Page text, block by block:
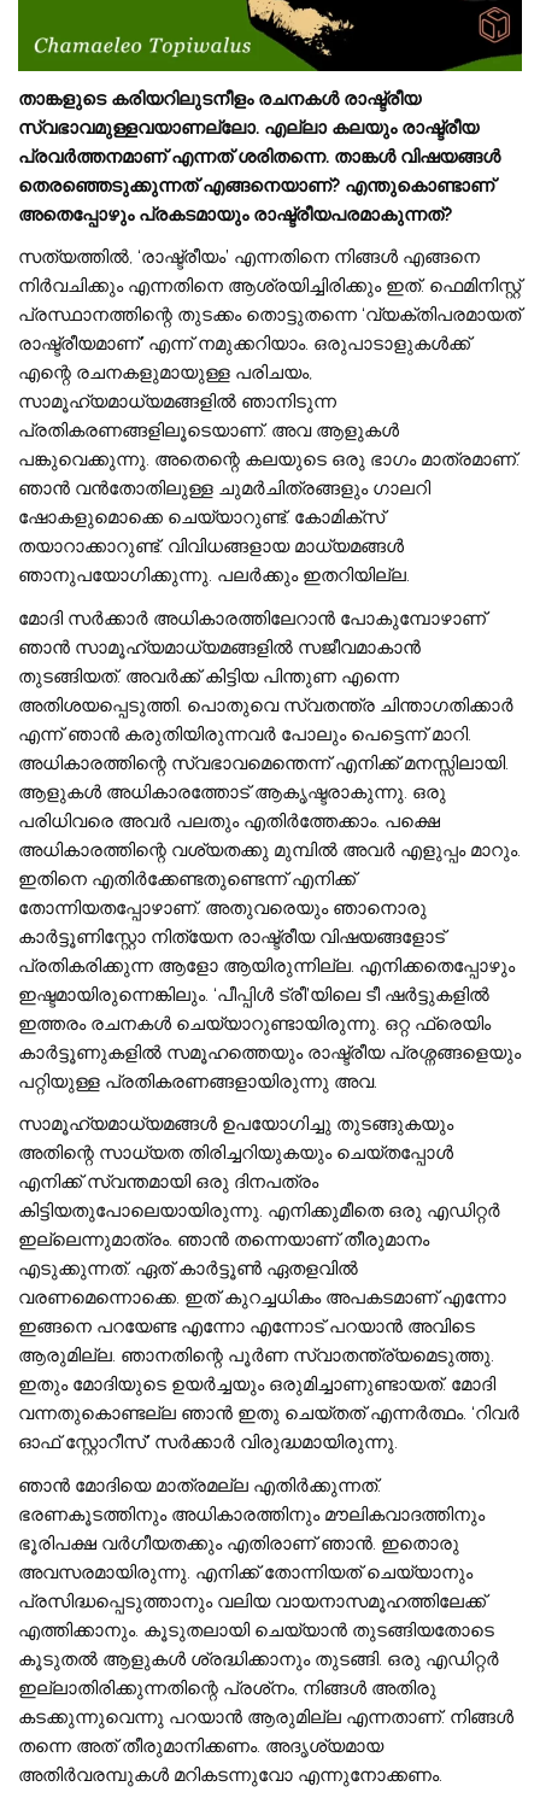
താങ്കളുടെ കരിയറിലുടനീളം രചനകൾ രാഷ്ട്രീയ
സ്വഭാവമുള്ളവയാണല്ലോ. എല്ലാ കലയും രാഷ്ട്രീയ
പ്രവർത്തനമാണ് എന്നത് ശരിതന്നെ. താങ്കൾ വിഷയങ്ങൾ
തെരഞ്ഞെടുക്കുന്നത് എങ്ങനെയാണ്? എന്തുകൊണ്ടാണ്
അതെപ്പോഴും പ്രകടമായും രാഷ്ട്രീയപരമാകുന്നത്?
സത്യത്തിൽ, ‘രാഷ്ട്രീയം’ എന്നതിനെ നിങ്ങൾ എങ്ങനെ
നിർവചിക്കും എന്നതിനെ ആശ്രയിച്ചിരിക്കും ഇത്. ഫെമിനിസ്റ്റ്
പ്രസ്ഥാനത്തിന്റെ തുടക്കം തൊട്ടുതന്നെ ‘വ്യക്തിപരമായത്
രാഷ്ട്രീയമാണ്’ എന്ന് നമുക്കറിയാം. ഒരുപാടാളുകൾക്ക്
എന്റെ രചനകളുമായുള്ള പരിചയം,
സാമൂഹ്യമാധ്യമങ്ങളിൽ ഞാനിടുന്ന
പ്രതികരണങ്ങളിലൂടെയാണ്. അവ ആളുകൾ
പങ്കുവെക്കുന്നു. അതെന്റെ കലയുടെ ഒരു ഭാഗം മാത്രമാണ്.
ഞാൻ വൻതോതിലുള്ള ചുമർചിത്രങ്ങളും ഗാലറി
ഷോകളുമൊക്കെ ചെയ്യാറുണ്ട്. കോമിക്സ്
തയാറാക്കാറുണ്ട്. വിവിധങ്ങളായ മാധ്യമങ്ങൾ
ഞാനുപയോഗിക്കുന്നു. പലർക്കും ഇതറിയില്ല.
മോദി സർക്കാർ അധികാരത്തിലേറാൻ പോകുമ്പോഴാണ്
ഞാൻ സാമൂഹ്യമാധ്യമങ്ങളിൽ സജീവമാകാൻ
തുടങ്ങിയത്. അവർക്ക് കിട്ടിയ പിന്തുണ എന്നെ
അതിശയപ്പെടുത്തി. പൊതുവെ സ്വതന്ത്ര ചിന്താഗതിക്കാർ
എന്ന് ഞാൻ കരുതിയിരുന്നവർ പോലും പെട്ടെന്ന് മാറി.
അധികാരത്തിന്റെ സ്വഭാവമെന്തെന്ന് എനിക്ക് മനസ്സിലായി.
ആളുകൾ അധികാരത്തോട് ആകൃഷ്ടരാകുന്നു. ഒരു
പരിധിവരെ അവർ പലതും എതിർത്തേക്കാം. പക്ഷെ
അധികാരത്തിന്റെ വശ്യതക്കു മുമ്പിൽ അവർ എളുപ്പം മാറും.
ഇതിനെ എതിർക്കേണ്ടതുണ്ടെന്ന് എനിക്ക്
തോന്നിയതപ്പോഴാണ്. അതുവരെയും ഞാനൊരു
കാർട്ടൂണിസ്റ്റോ നിത്യേന രാഷ്ട്രീയ വിഷയങ്ങളോട്
പ്രതികരിക്കുന്ന ആളോ ആയിരുന്നില്ല. എനിക്കതെപ്പോഴും
ഇഷ്ടമായിരുന്നെങ്കിലും. ‘പീപ്പിൾ ട്രീ’യിലെ ടീ ഷർട്ടുകളിൽ
ഇത്തരം രചനകൾ ചെയ്യാറുണ്ടായിരുന്നു. ഒറ്റ ഫ്രെയിം
കാർട്ടൂണുകളിൽ സമൂഹത്തെയും രാഷ്ട്രീയ പ്രശ്നങ്ങളെയും
പറ്റിയുള്ള പ്രതികരണങ്ങളായിരുന്നു അവ.
സാമൂഹ്യമാധ്യമങ്ങൾ ഉപയോഗിച്ചു തുടങ്ങുകയും
അതിന്റെ സാധ്യത തിരിച്ചറിയുകയും ചെയ്തപ്പോൾ
എനിക്ക് സ്വന്തമായി ഒരു ദിനപത്രം
കിട്ടിയതുപോലെയായിരുന്നു. എനിക്കുമീതെ ഒരു എഡിറ്റർ
ഇല്ലെന്നുമാത്രം. ഞാൻ തന്നെയാണ് തീരുമാനം
എടുക്കുന്നത്. ഏത് കാർട്ടൂൺ ഏതളവിൽ
വരണമെന്നൊക്കെ. ഇത് കുറച്ചധികം അപകടമാണ് എന്നോ
ഇങ്ങനെ പറയേണ്ട എന്നോ എന്നോട് പറയാൻ അവിടെ
ആരുമില്ല. ഞാനതിന്റെ പൂർണ സ്വാതന്ത്ര്യമെടുത്തു.
ഇതും മോദിയുടെ ഉയർച്ചയും ഒരുമിച്ചാണുണ്ടായത്. മോദി
വന്നതുകൊണ്ടല്ല ഞാൻ ഇതു ചെയ്തത് എന്നർത്ഥം. ‘റിവർ
ഓഫ് സ്റ്റോറീസ്’ സർക്കാർ വിരുദ്ധമായിരുന്നു.
ഞാൻ മോദിയെ മാത്രമല്ല എതിർക്കുന്നത്.
ഭരണകൂടത്തിനും അധികാരത്തിനും മൗലികവാദത്തിനും
ഭൂരിപക്ഷ വർഗീയതക്കും എതിരാണ് ഞാൻ. ഇതൊരു
അവസരമായിരുന്നു. എനിക്ക് തോന്നിയത് ചെയ്യാനും
പ്രസിദ്ധപ്പെടുത്താനും വലിയ വായനാസമൂഹത്തിലേക്ക്
എത്തിക്കാനും. കൂടുതലായി ചെയ്യാൻ തുടങ്ങിയതോടെ
കൂടുതൽ ആളുകൾ ശ്രദ്ധിക്കാനും തുടങ്ങി. ഒരു എഡിറ്റർ
ഇല്ലാതിരിക്കുന്നതിന്റെ പ്രശ്‌നം, നിങ്ങൾ അതിരു
കടക്കുന്നുവെന്നു പറയാൻ ആരുമില്ല എന്നതാണ്. നിങ്ങൾ
തന്നെ അത് തീരുമാനിക്കണം. അദൃശ്യമായ
അതിർവരമ്പുകൾ മറികടന്നുവോ എന്നുനോക്കണം.